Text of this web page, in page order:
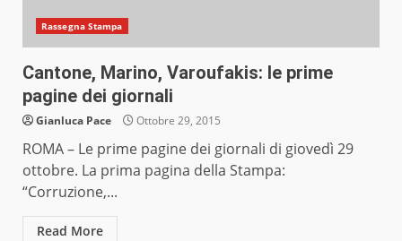
Rassegna Stampa
Cantone, Marino, Varoufakis: le prime
pagine dei giornali
Gianluca Pace Ottobre 29, 2015
ROMA – Le prime pagine dei giornali di giovedì 29
ottobre. La prima pagina della Stampa:
“Corruzione,...
Read More